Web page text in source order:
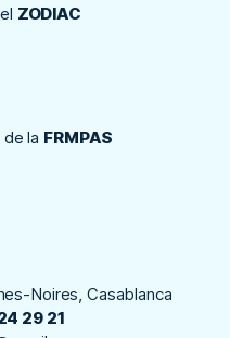
ZODIAC
la FRMPAS
Noires, Casablanca
29 21